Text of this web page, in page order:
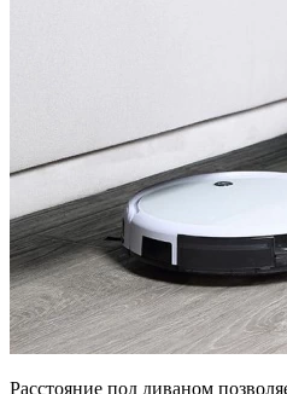
Расстояние под диваном